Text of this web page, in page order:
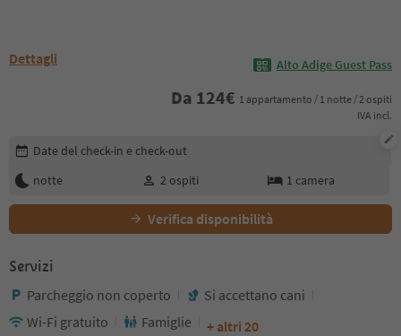
Dettagli Alto Adige Guest Pass
Da 124€ 1 appartamento / 1 notte / 2 ospiti
IVA incl.
Modifica i dettagli della prenotazione
Date del check-in e check-out
notte
2 ospiti 1 camera
Verifica disponibilità
Servizi
Parcheggio non coperto
Si accettano cani
Wi-Fi gratuito
Famiglie + altri 20